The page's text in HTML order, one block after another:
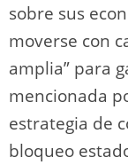
sobre sus
moverse con
amplia” para
mencionada
estrategia de
bloqueo